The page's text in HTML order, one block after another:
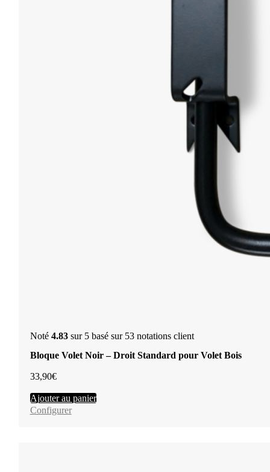
Noté 4.83sur 5 basé sur 53notations client
Bloque Volet Noir – Droit Standard pour Volet Bois
33,90€
Ajouter au panier
Configurer